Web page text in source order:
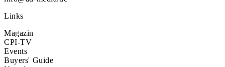
Links
Magazin
CPI-TV
Events
Buyers' Guide